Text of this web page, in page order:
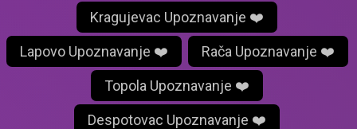
Kragujevac Upoznavanje ❤️
Lapovo Upoznavanje ❤️ Rača Upoznavanje ❤️
Topola Upoznavanje ❤️
Despotovac Upoznavanje ❤️